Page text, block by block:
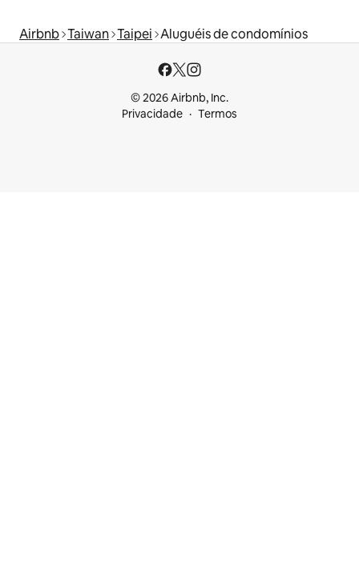
Airbnb Taiwan Taipei Aluguéis de condomínios
© 2026 Airbnb, Inc.
Privacidade
Termos